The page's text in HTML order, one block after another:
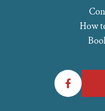
How
Facebook